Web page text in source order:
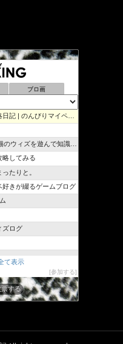
ブロ画
んびりマイペースで攻略…
ズを遊んで知識を増やそう
略してみる
たりと。
きが綴るゲームブログ
ズログ
タル生活と
て表示
参加する
票する